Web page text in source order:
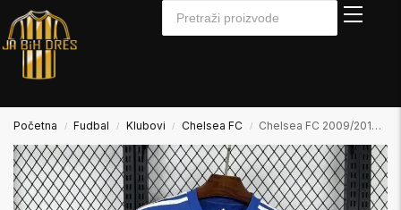
Početna / Fudbal / Klubovi / Chelsea FC / Chelsea FC 2009/2010 Home Domaći Dugi Rukav